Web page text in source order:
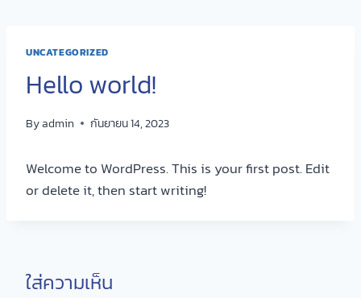
contentUNCATEGORIZED
Hello world!
Byadmin กันยายน 14, 2023
Welcome to WordPress. This is your first post. Edit
or delete it, then start writing!
ใส่ความเห็น